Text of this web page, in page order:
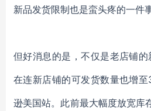
新品发货限制也是蛮头疼的一件事
但好消息的是，不仅是老店铺
在连新店铺的可发货数量也增
逊美国站。此前最大幅度放宽库